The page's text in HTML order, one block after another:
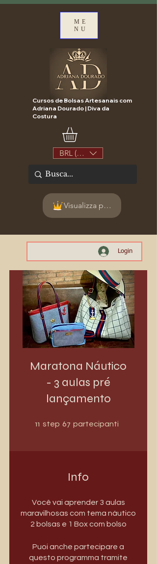
ME
NU
Cursos de Bolsas Artesanais com
Adriana Dourado | Diva da
Costura
BRL (R$)
Visualizza punti
Login
Maratona Náutico
- 3 aulas pré
lançamento
11 step 11 step
67 partecipanti
Info
Você vai aprender 3 aulas
maravilhosas com tema náutico
2 bolsas e 1 Box com bolso
Puoi anche partecipare a
questo programma tramite